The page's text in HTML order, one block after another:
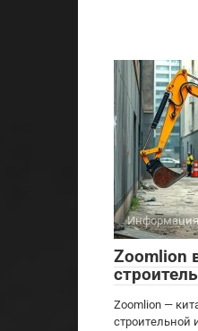
Информация
Zoomlion
Zoomlion —
строительной